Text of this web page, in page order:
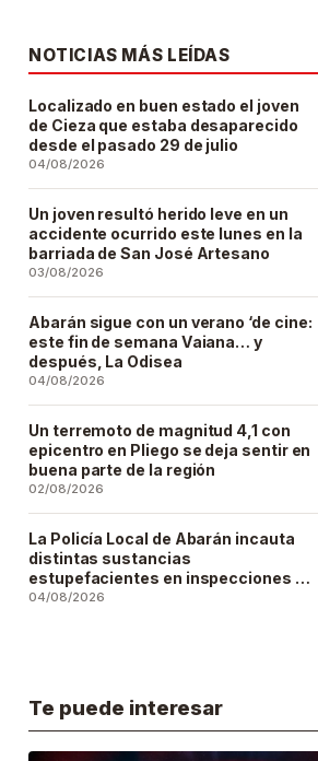
NOTICIAS MÁS LEÍDAS
Localizado en buen estado el joven
de Cieza que estaba desaparecido
desde el pasado 29 de julio
04/08/2026
Un joven resultó herido leve en un
accidente ocurrido este lunes en la
barriada de San José Artesano
03/08/2026
Abarán sigue con un verano ‘de cine:
este fin de semana Vaiana… y
después, La Odisea
04/08/2026
Un terremoto de magnitud 4,1 con
epicentro en Pliego se deja sentir en
buena parte de la región
02/08/2026
La Policía Local de Abarán incauta
distintas sustancias
estupefacientes en inspecciones a
locales públicos del municipio
04/08/2026
Te puede interesar